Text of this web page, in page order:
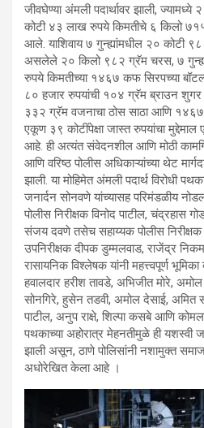
जीवघेण्या अंमली पदार्थावर झाली,
कोटी ४३ लाख रुपये किमतीचे ६ किलो
आले. याशिवाय ७ गुन्ह्यांमधील २० कोटी
असलेले २० किलो ९८२ ग्रॅम चरस, ७
रुपये किमतीच्या १४६७ कफ सिरपच्या
८० हजार रुपयांची १०४ ग्रॅम ब्राउन
३३२ ग्रॅम वजनाचा ठोस साठा आणि
एकूण ३९ कोटींपेक्षा जास्त रुपयांचा
आहे. ही अत्यंत संवेदनशील आणि मोठी
आणि वरिष्ठ पोलीस अधिकाऱ्यांच्या थेट
झाली. या मोहिमेत अंमली पदार्थ विरोधी
जनार्दन सोनवणे यांच्यासह परिमंडळीय
पोलीस निरीक्षक विनोद पाटील, चंद्रहास
संजय दवणे तसेच सहाय्यक पोलीस निरीक्षक
उपनिरीक्षक दीपक डुम्मलवाड, राजेंद्र
रासायनिक विश्लेषक यांनी महत्त्वपूर्ण
हवालदार हरीश तावडे, अभिजीत मोरे,
सोनगिरे, हुसेन तडवी, अमोल देसाई,
पाटील, अनुप राक्षे, शिल्पा कसबे आणि
पथकाच्या अहोरात्र मेहनतीमुळे ही यशस्वी
झाली असून, ठाणे पोलिसांनी नशामुक्त
अधोरेखित केला आहे ।